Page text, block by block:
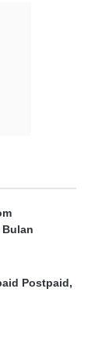
Bulan
Postpaid,